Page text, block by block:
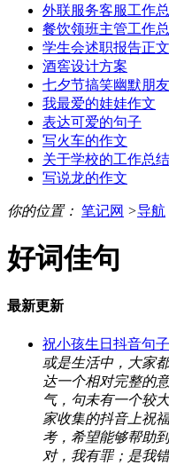
外联服务客服工作
餐饮领班主管工作
学生会述职报告正文
酒窖设计方案
七夕节搞笑幽默朋
我最爱的娃娃作文
表达可爱的句子
写火车的作文
关于学校的工作总结
写说龙的作文
你的位置： 笔记网 >导航
好词佳句
最新更新
祝小孩生日抖音句子
或是生活中，大家
达一个相对完整的
气，句未有一个较
家收集的抖音上祝
考，希望能够帮助
对，我有罪；是我